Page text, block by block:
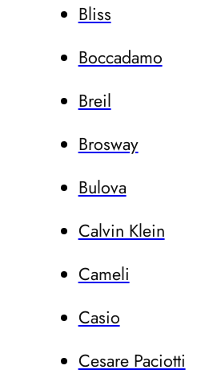
Bliss
Boccadamo
Breil
Brosway
Bulova
Calvin Klein
Cameli
Casio
Cesare Paciotti